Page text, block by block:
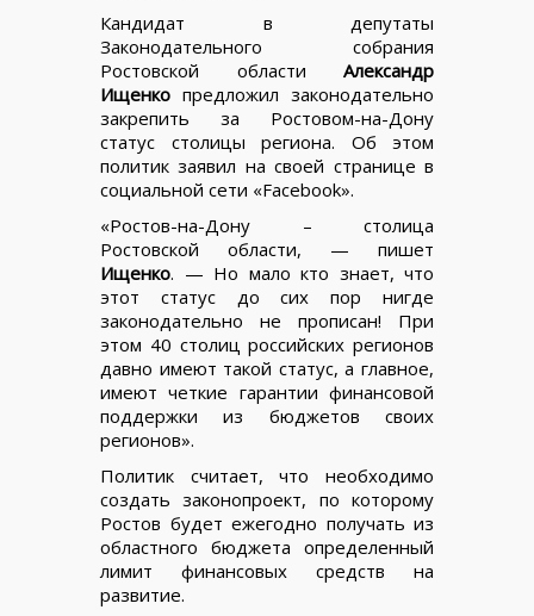
Кандидат в депутаты
Законодательного собрания
Ростовской области Александр
Ищенко предложил законодательно
закрепить за Ростовом-на-Дону
статус столицы региона. Об этом
политик заявил на своей странице в
социальной сети «Facebook».
«Ростов-на-Дону – столица
Ростовской области, — пишет
Ищенко. — Но мало кто знает, что
этот статус до сих пор нигде
законодательно не прописан! При
этом 40 столиц российских регионов
давно имеют такой статус, а главное,
имеют четкие гарантии финансовой
поддержки из бюджетов своих
регионов».
Политик считает, что необходимо
создать законопроект, по которому
Ростов будет ежегодно получать из
областного бюджета определенный
лимит финансовых средств на
развитие.